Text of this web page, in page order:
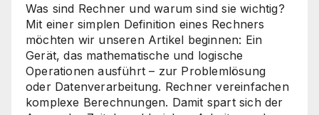
Was sind Rechner und warum sind sie wichtig?
Mit einer simplen Definition eines Rechners
möchten wir unseren Artikel beginnen: Ein
Gerät, das mathematische und logische
Operationen ausführt – zur Problemlösung
oder Datenverarbeitung. Rechner vereinfachen
komplexe Berechnungen. Damit spart sich der